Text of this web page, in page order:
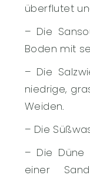
überflutet
– Die
Boden mit
– Die
niedrige,
Weiden.
– Die
– Die
einer